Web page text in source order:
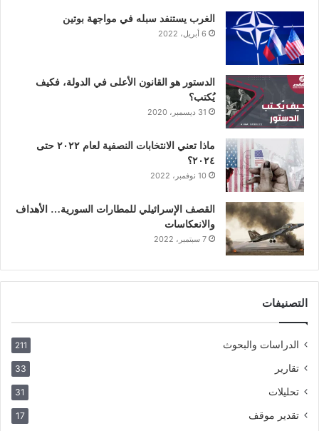
الغرب يستنفد سبله في مواجهة بوتين
6 أبريل، 2022
الدستور هو القانون الأعلى في الدولة، فكيف
يُكتب؟
31 ديسمبر، 2020
ماذا تعني الانتخابات النصفية لعام ٢٠٢٢ حتى
٢٠٢٤؟
10 نوفمبر، 2022
القصف الإسرائيلي للمطارات السورية… الأهداف
والانعكاسات
7 سبتمبر، 2022
التصنيفات
الدراسات والبحوث 211
تقارير 33
تحليلات 31
تقدير موقف 17